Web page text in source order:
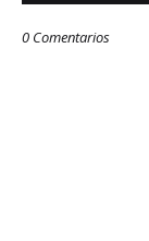
0 Comentarios